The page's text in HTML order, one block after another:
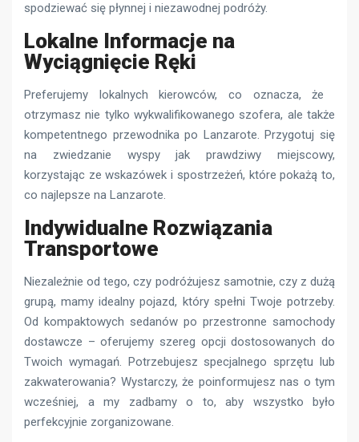
spodziewać się płynnej i niezawodnej podróży.
Lokalne Informacje na
Wyciągnięcie Ręki
Preferujemy lokalnych kierowców, co oznacza, że ​​
otrzymasz nie tylko wykwalifikowanego szofera, ale także
kompetentnego przewodnika po Lanzarote. Przygotuj się
na zwiedzanie wyspy jak prawdziwy miejscowy,
korzystając ze wskazówek i spostrzeżeń, które pokażą to,
co najlepsze na Lanzarote.
Indywidualne Rozwiązania
Transportowe
Niezależnie od tego, czy podróżujesz samotnie, czy z dużą
grupą, mamy idealny pojazd, który spełni Twoje potrzeby.
Od kompaktowych sedanów po przestronne samochody
dostawcze – oferujemy szereg opcji dostosowanych do
Twoich wymagań. Potrzebujesz specjalnego sprzętu lub
zakwaterowania? Wystarczy, że poinformujesz nas o tym
wcześniej, a my zadbamy o to, aby wszystko było
perfekcyjnie zorganizowane.